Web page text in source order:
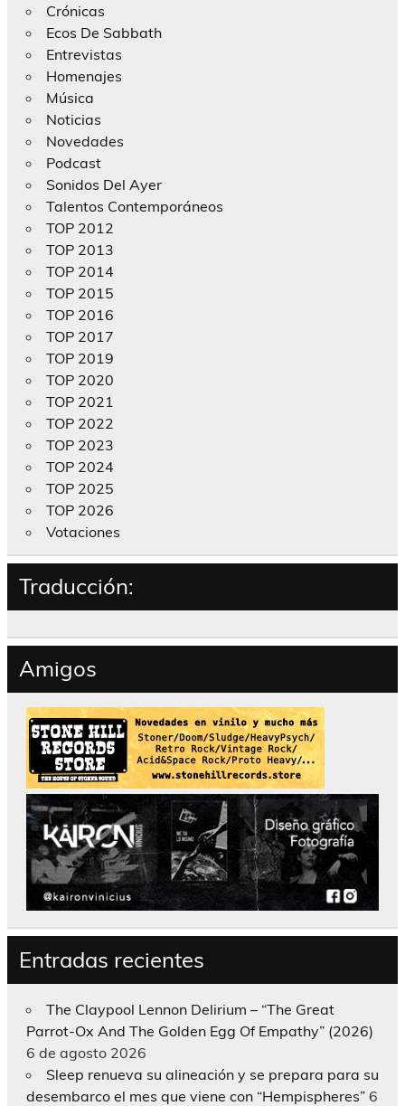
Crónicas
Ecos De Sabbath
Entrevistas
Homenajes
Música
Noticias
Novedades
Podcast
Sonidos Del Ayer
Talentos Contemporáneos
TOP 2012
TOP 2013
TOP 2014
TOP 2015
TOP 2016
TOP 2017
TOP 2019
TOP 2020
TOP 2021
TOP 2022
TOP 2023
TOP 2024
TOP 2025
TOP 2026
Votaciones
Traducción:
Amigos
Entradas recientes
The Claypool Lennon Delirium – “The Great
Parrot-Ox And The Golden Egg Of Empathy” (2026)
6 de agosto 2026
Sleep renueva su alineación y se prepara para su
desembarco el mes que viene con “Hempispheres” 6